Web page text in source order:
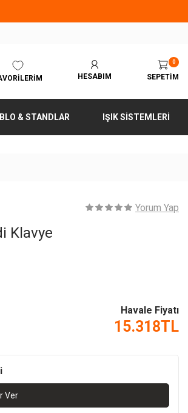
HESABIM
0
SEPETIM
& STANDLAR IŞIK SISTEMLERI
Yorum Yap
Klavye
Havale Fiyatı
15.318TL
Ver